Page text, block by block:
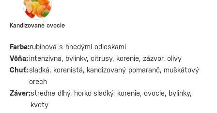
Farba:rubínová s hnedými odleskami
Vôňa:intenzívna, bylinky, citrusy, korenie, zázvor, olivy
Chuť:sladká, korenistá, kandizovaný pomaranč, muškátový
orech
Záver:stredne dlhý, horko-sladký, korenie, ovocie, bylinky,
kvety
Kandizované ovocie